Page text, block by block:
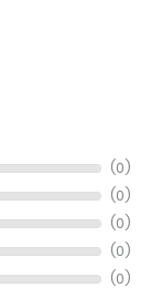
(0)
(0)
(0)
(0)
(0)